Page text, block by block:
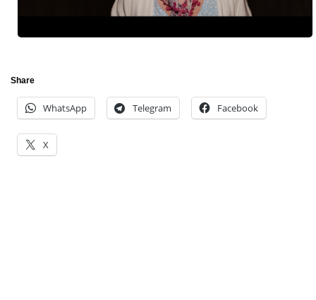
Share
WhatsApp Telegram Facebook
X